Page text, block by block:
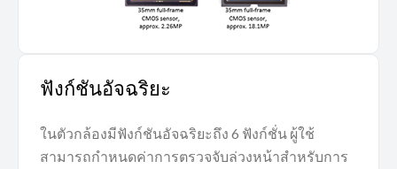
ฟังก์ชันอัจฉริยะ
ในตัวกล้องมีฟังก์ชันอัจฉริยะถึง 6 ฟังก์ชั่น ผู้ใช้
สามารถกำหนดค่าการตรวจจับล่วงหน้าสำหรับการ